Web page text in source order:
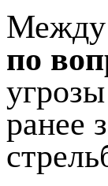
Между
по
ранее